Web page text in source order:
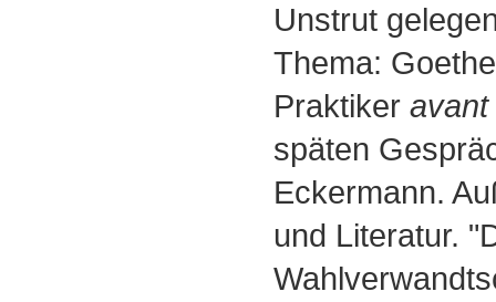
Unstrut
Thema:
Praktiker avant
späten
Eckermann.
und Literatur.